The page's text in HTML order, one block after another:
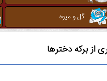
گل و میوه
از برکه دخترها